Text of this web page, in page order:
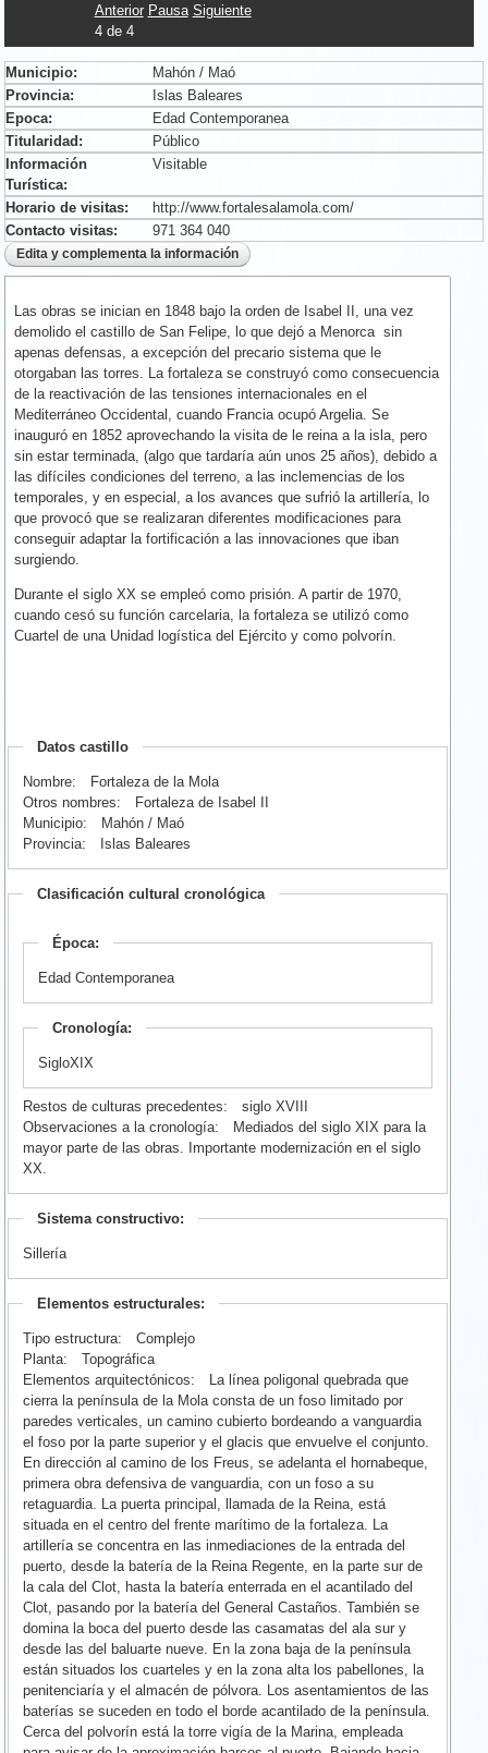
Anterior Pausa Siguiente
4de 4
Municipio:
Mahón / Maó
Provincia:
Islas Baleares
Epoca:
Edad Contemporanea
Titularidad:
Público
Información
Turística:
Visitable
Horario de visitas:
http://www.fortalesalamola.com/
Contacto visitas:
971 364 040
Las obras se inician en 1848 bajo la orden de Isabel II, una vez
demolido el castillo de San Felipe, lo que dejó a Menorca sin
apenas defensas, a excepción del precario sistema que le
otorgaban las torres. La fortaleza se construyó como consecuencia
de la reactivación de las tensiones internacionales en el
Mediterráneo Occidental, cuando Francia ocupó Argelia. Se
inauguró en 1852 aprovechando la visita de le reina a la isla, pero
sin estar terminada, (algo que tardaría aún unos 25 años), debido a
las difíciles condiciones del terreno, a las inclemencias de los
temporales, y en especial, a los avances que sufrió la artillería, lo
que provocó que se realizaran diferentes modificaciones para
conseguir adaptar la fortificación a las innovaciones que iban
surgiendo.
Durante el siglo XX se empleó como prisión. A partir de 1970,
cuando cesó su función carcelaria, la fortaleza se utilizó como
Cuartel de una Unidad logística del Ejército y como polvorín.
Datos castillo
Nombre:
Fortaleza de la Mola
Otros nombres:
Fortaleza de Isabel II
Municipio:
Mahón / Maó
Provincia:
Islas Baleares
Clasificación cultural cronológica
Época:
Edad Contemporanea
Cronología:
SigloXIX
Restos de culturas precedentes:
siglo XVIII
Observaciones a la cronología:
Mediados del siglo XIX para la
mayor parte de las obras. Importante modernización en el siglo
XX.
Sistema constructivo:
Sillería
Elementos estructurales:
Tipo estructura:
Complejo
Planta:
Topográfica
Elementos arquitectónicos:
La línea poligonal quebrada que
cierra la península de la Mola consta de un foso limitado por
paredes verticales, un camino cubierto bordeando a vanguardia
el foso por la parte superior y el glacis que envuelve el conjunto.
En dirección al camino de los Freus, se adelanta el hornabeque,
primera obra defensiva de vanguardia, con un foso a su
retaguardia. La puerta principal, llamada de la Reina, está
situada en el centro del frente marítimo de la fortaleza. La
artillería se concentra en las inmediaciones de la entrada del
puerto, desde la batería de la Reina Regente, en la parte sur de
la cala del Clot, hasta la batería enterrada en el acantilado del
Clot, pasando por la batería del General Castaños. También se
domina la boca del puerto desde las casamatas del ala sur y
desde las del baluarte nueve. En la zona baja de la península
están situados los cuarteles y en la zona alta los pabellones, la
penitenciaría y el almacén de pólvora. Los asentamientos de las
baterías se suceden en todo el borde acantilado de la península.
Cerca del polvorín está la torre vigía de la Marina, empleada